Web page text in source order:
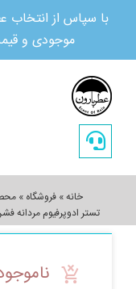
با سپاس از انتخاب
موجودی و
content
خانه»فروشگاه »
تستر ادوپرفیوم مردانه فشن